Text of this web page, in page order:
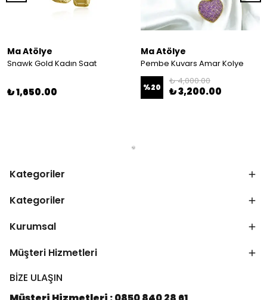
Ma Atölye
Snawk Gold Kadın Saat
₺ 1,650.00
Ma Atölye
Pembe Kuvars Amar Kolye
%20
₺ 4,000.00
₺ 3,200.00
Kategoriler
Kategoriler
Kurumsal
Müşteri Hizmetleri
BİZE ULAŞIN